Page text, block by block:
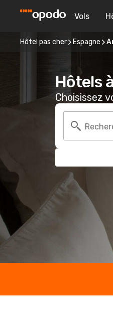
Vols
Hôtel pas cher Espagne
Hôtels
Choisissez